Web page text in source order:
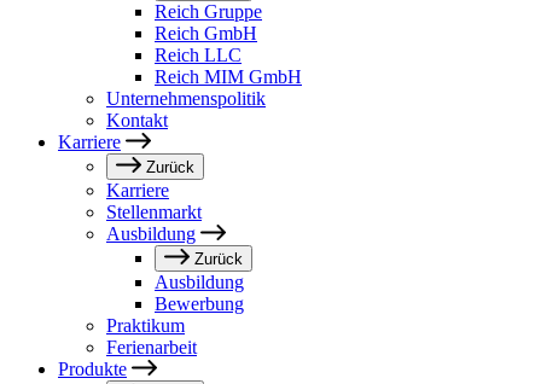
Reich Gruppe
Reich GmbH
Reich LLC
Reich MIM GmbH
Unternehmenspolitik
Kontakt
Karriere
Zurück
Karriere
Stellenmarkt
Ausbildung
Zurück
Ausbildung
Bewerbung
Praktikum
Ferienarbeit
Produkte